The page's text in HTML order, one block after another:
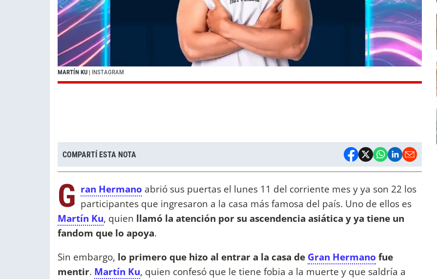
MARTÍN KU | INSTAGRAM
COMPARTÍ ESTA NOTA
G ran Hermano abrió sus puertas el lunes 11 del corriente mes y ya son 22 los
participantes que ingresaron a la casa más famosa del país. Uno de ellos es
Martín Ku, quien llamó la atención por su ascendencia asiática y ya tiene un
fandom que lo apoya.
Sin embargo, lo primero que hizo al entrar a la casa de Gran Hermano fue
mentir. Martín Ku, quien confesó que le tiene fobia a la muerte y que saldría a